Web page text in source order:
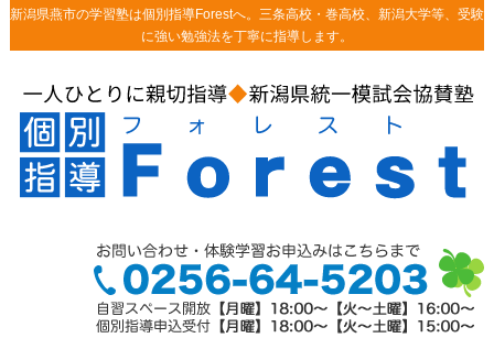
新潟県燕市の学習塾は個別指導Forestへ。三条高校・巻高校、新潟大学等、受験
に強い勉強法を丁寧に指導します。